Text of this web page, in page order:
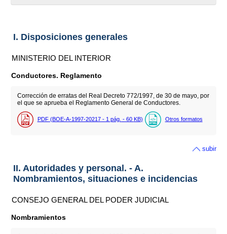
I. Disposiciones generales
MINISTERIO DEL INTERIOR
Conductores. Reglamento
Corrección de erratas del Real Decreto 772/1997, de 30 de mayo, por
el que se aprueba el Reglamento General de Conductores.
PDF (BOE-A-1997-20217 - 1 pág. - 60 KB) Otros formatos
subir
II. Autoridades y personal. - A.
Nombramientos, situaciones e incidencias
CONSEJO GENERAL DEL PODER JUDICIAL
Nombramientos